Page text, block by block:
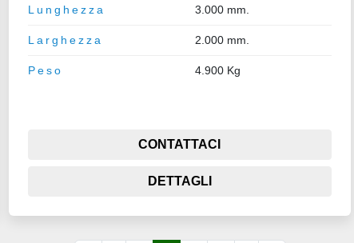
Lunghezza 3.000 mm.
Larghezza 2.000 mm.
Peso 4.900 Kg
CONTATTACI
DETTAGLI